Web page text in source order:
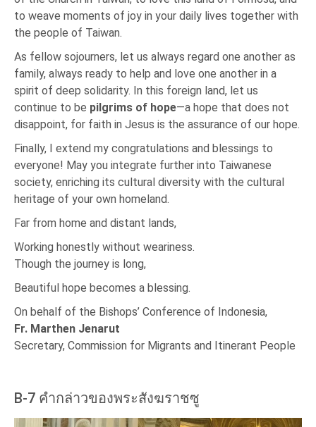
to weave moments of joy in your daily lives together with
the people of Taiwan.
As fellow sojourners, let us always regard one another as
family, always ready to help and love one another in a
spirit of deep solidarity. In this foreign land, let us
continue to be pilgrims of hope—a hope that does not
disappoint, for faith in Jesus is the assurance of our hope.
Finally, I extend my congratulations and blessings to
everyone! May you integrate further into Taiwanese
society, enriching its cultural diversity with the cultural
heritage of your own homeland.
Far from home and distant lands,
Working honestly without weariness.
Though the journey is long,
Beautiful hope becomes a blessing.
On behalf of the Bishops’ Conference of Indonesia,
Fr. Marthen Jenarut
Secretary, Commission for Migrants and Itinerant People
B-7 คำกล่าวของพระสังฆราชซู